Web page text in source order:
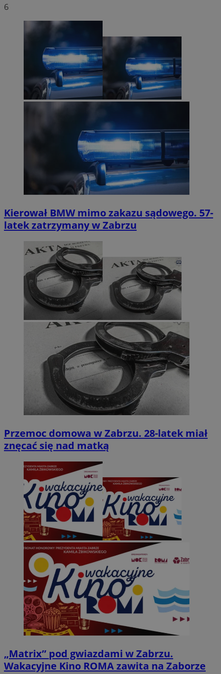
6
Kierował BMW mimo zakazu sądowego. 57-
latek zatrzymany w Zabrzu
Przemoc domowa w Zabrzu. 28-latek miał
znęcać się nad matką
„Matrix” pod gwiazdami w Zabrzu.
Wakacyjne Kino ROMA zawita na Zaborze